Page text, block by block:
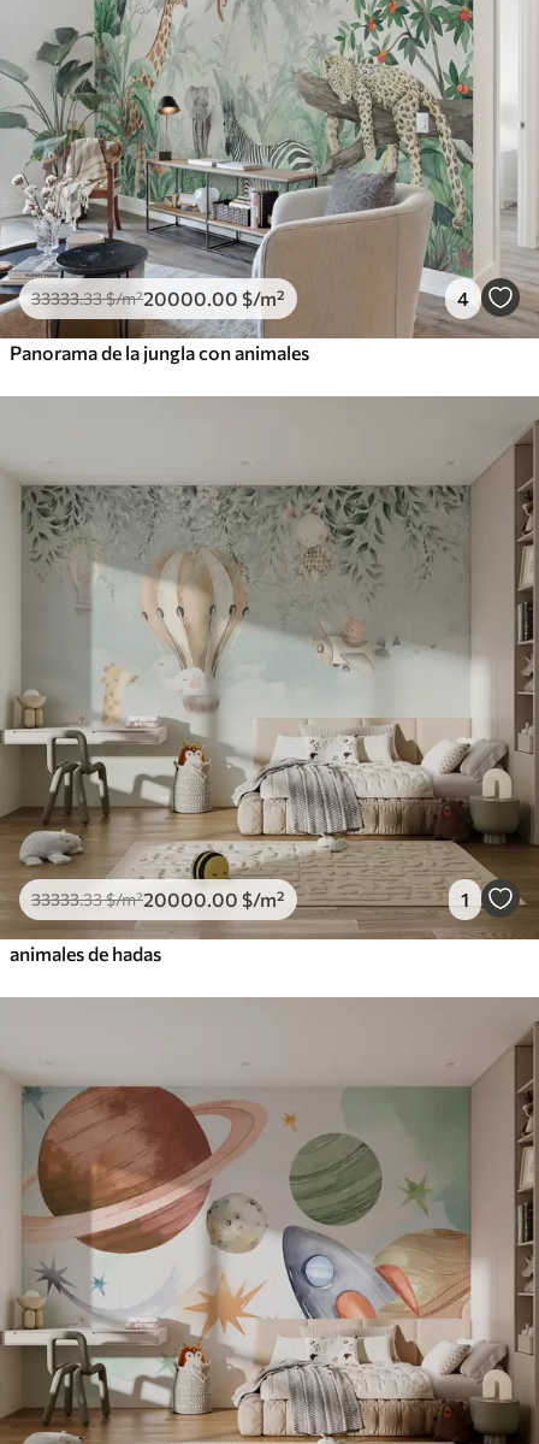
33333.33$/m²20000 .00 $/m² 4
Panorama de la jungla con animales
33333.33$/m²20000 .00 $/m² 1
animales de hadas